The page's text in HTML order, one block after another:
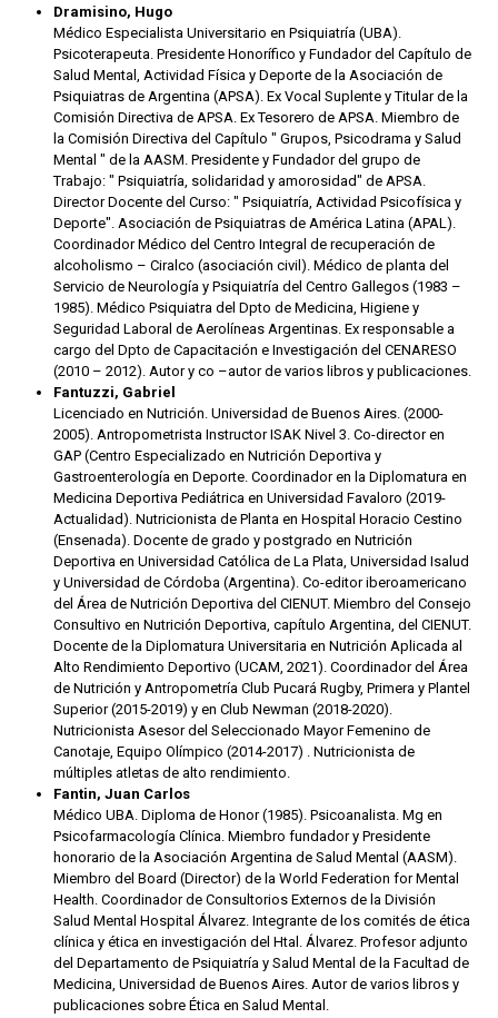
Dramisino, Hugo
Médico Especialista Universitario en Psiquiatría (UBA).
Psicoterapeuta. Presidente Honorífico y Fundador del Capítulo de
Salud Mental, Actividad Física y Deporte de la Asociación de
Psiquiatras de Argentina (APSA). Ex Vocal Suplente y Titular de la
Comisión Directiva de APSA. Ex Tesorero de APSA. Miembro de
la Comisión Directiva del Capítulo " Grupos, Psicodrama y Salud
Mental " de la AASM. Presidente y Fundador del grupo de
Trabajo: " Psiquiatría, solidaridad y amorosidad" de APSA.
Director Docente del Curso: " Psiquiatría, Actividad Psicofísica y
Deporte". Asociación de Psiquiatras de América Latina (APAL).
Coordinador Médico del Centro Integral de recuperación de
alcoholismo – Ciralco (asociación civil). Médico de planta del
Servicio de Neurología y Psiquiatría del Centro Gallegos (1983 –
1985). Médico Psiquiatra del Dpto de Medicina, Higiene y
Seguridad Laboral de Aerolíneas Argentinas. Ex responsable a
cargo del Dpto de Capacitación e Investigación del CENARESO
(2010 – 2012). Autor y co –autor de varios libros y publicaciones.
Fantuzzi, Gabriel
Licenciado en Nutrición. Universidad de Buenos Aires. (2000-
2005). Antropometrista Instructor ISAK Nivel 3. Co-director en
GAP (Centro Especializado en Nutrición Deportiva y
Gastroenterología en Deporte. Coordinador en la Diplomatura en
Medicina Deportiva Pediátrica en Universidad Favaloro (2019-
Actualidad). Nutricionista de Planta en Hospital Horacio Cestino
(Ensenada). Docente de grado y postgrado en Nutrición
Deportiva en Universidad Católica de La Plata, Universidad Isalud
y Universidad de Córdoba (Argentina). Co-editor iberoamericano
del Área de Nutrición Deportiva del CIENUT. Miembro del Consejo
Consultivo en Nutrición Deportiva, capítulo Argentina, del CIENUT.
Docente de la Diplomatura Universitaria en Nutrición Aplicada al
Alto Rendimiento Deportivo (UCAM, 2021). Coordinador del Área
de Nutrición y Antropometría Club Pucará Rugby, Primera y Plantel
Superior (2015-2019) y en Club Newman (2018-2020).
Nutricionista Asesor del Seleccionado Mayor Femenino de
Canotaje, Equipo Olímpico (2014-2017) . Nutricionista de
múltiples atletas de alto rendimiento.
Fantin, Juan Carlos
Médico UBA. Diploma de Honor (1985). Psicoanalista. Mg en
Psicofarmacología Clínica. Miembro fundador y Presidente
honorario de la Asociación Argentina de Salud Mental (AASM).
Miembro del Board (Director) de la World Federation for Mental
Health. Coordinador de Consultorios Externos de la División
Salud Mental Hospital Álvarez. Integrante de los comités de ética
clínica y ética en investigación del Htal. Álvarez. Profesor adjunto
del Departamento de Psiquiatría y Salud Mental de la Facultad de
Medicina, Universidad de Buenos Aires. Autor de varios libros y
publicaciones sobre Ética en Salud Mental.